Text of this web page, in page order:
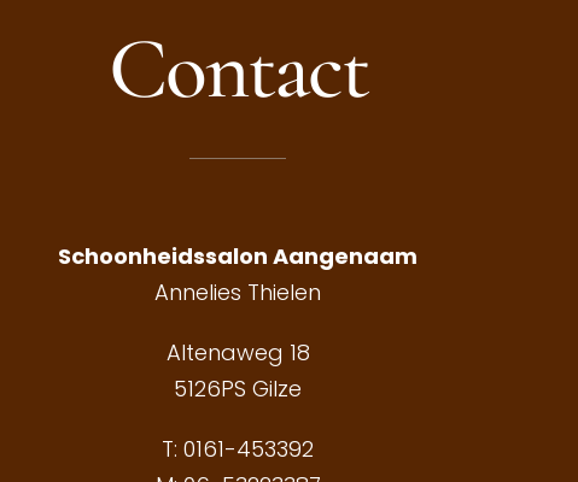
Contact
Schoonheidssalon Aangenaam
Annelies Thielen
Altenaweg 18
5126PS Gilze
T: 0161-453392